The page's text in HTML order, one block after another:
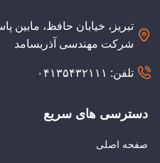
تبریز، خیابان حافظ، مابین
شرکت مهندسی آذربسامد
تلفن: ۰۴۱۳۵۴۳۲۱۱۱
دسترسی های سریع
صفحه اصلی